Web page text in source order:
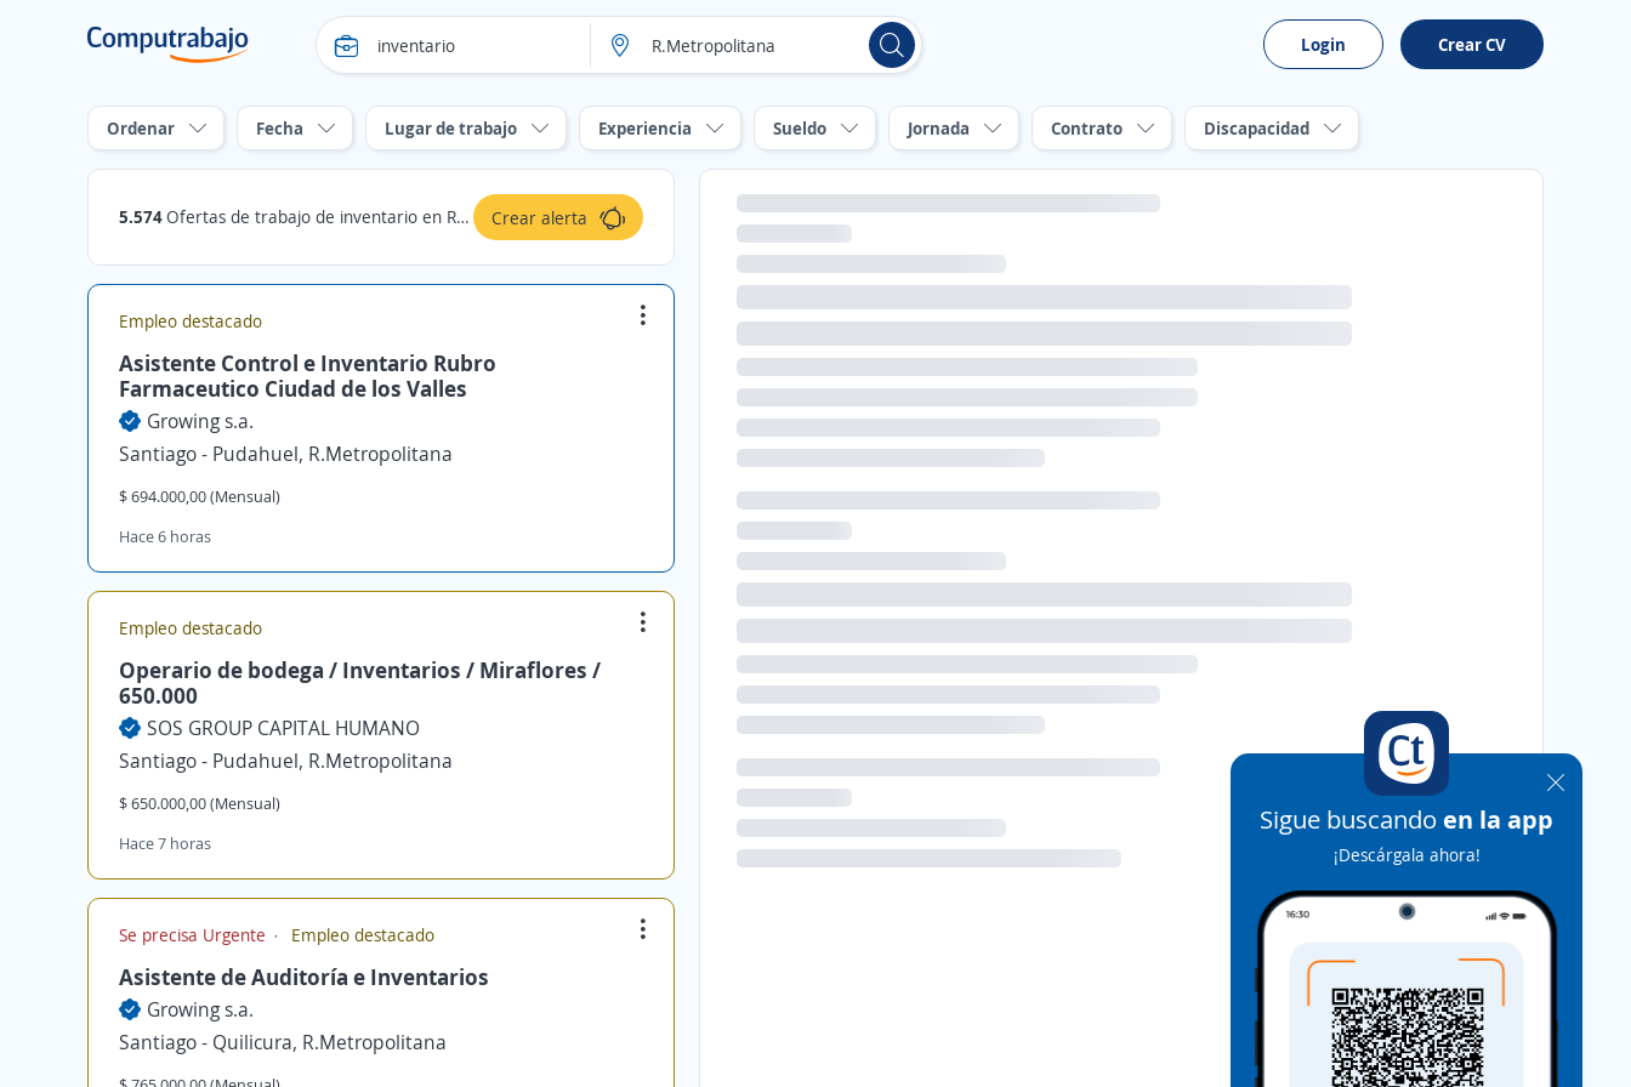
Login Crear CV
Ordenar Fecha Lugar de trabajo Experiencia Sueldo Jornada Contrato Discapacidad
5.574Ofertas de trabajo de inventario en R.Metropolitana Crear alerta
Empleo destacado
Asistente Control e Inventario Rubro
Farmaceutico Ciudad de los Valles
Growing s.a.
Santiago - Pudahuel, R.Metropolitana
$ 694.000,00 (Mensual)
Hace 6 horas
Empleo destacado
Operario de bodega / Inventarios / Miraflores /
650.000
SOS GROUP CAPITAL HUMANO
Santiago - Pudahuel, R.Metropolitana
$ 650.000,00 (Mensual)
Hace 7 horas
Se precisa Urgente Empleo destacado
Asistente de Auditoría e Inventarios
Growing s.a.
Santiago - Quilicura, R.Metropolitana
Sigue buscando en la app
¡Descárgala ahora!